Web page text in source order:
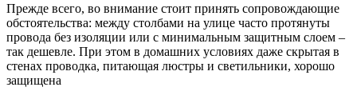
Прежде всего, во внимание стоит принять сопровождающие
обстоятельства: между столбами на улице часто протянуты
провода без изоляции или с минимальным защитным слоем –
так дешевле. При этом в домашних условиях даже скрытая в
стенах проводка, питающая люстры и светильники, хорошо
защищена